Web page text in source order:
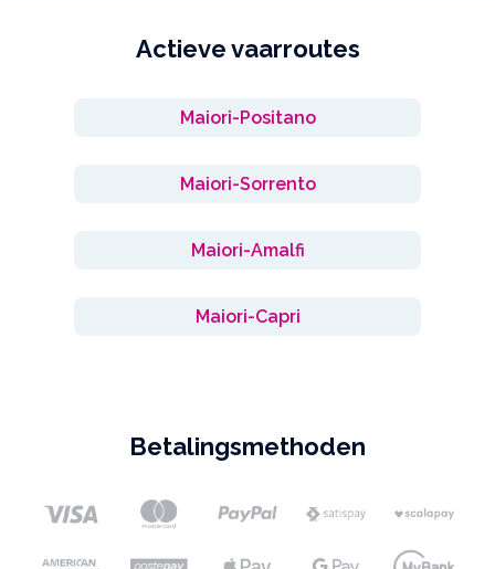
Actieve vaarroutes
Maiori-Positano
Maiori-Sorrento
Maiori-Amalfi
Maiori-Capri
Betalingsmethoden